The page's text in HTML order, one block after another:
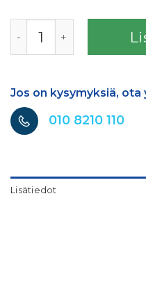
Jos on kysymyksiä, ota
010 8210 110
Lisätiedot